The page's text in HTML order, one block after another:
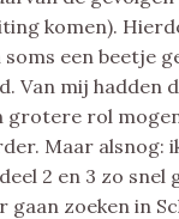
komen).
soms een beetje
Van mij hadden
grotere rol
Maar alsnog:
2 en 3 zo snel
gaan zoeken in